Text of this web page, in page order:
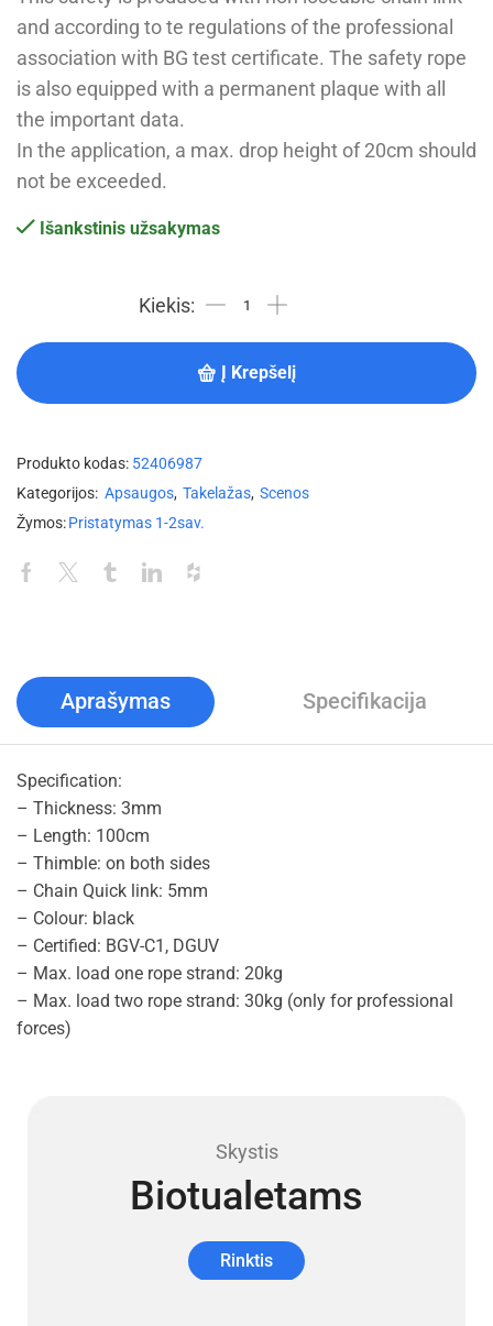
and according to te regulations of the professional
association with BG test certificate. The safety rope
is also equipped with a permanent plaque with all
the important data.
In the application, a max. drop height of 20cm should
not be exceeded.
Išankstinis užsakymas
Į Krepšelį
Produkto kodas: 52406987
Kategorijos: Apsaugos, Takelažas, Scenos
Žymos:Pristatymas 1-2sav.
Aprašymas Specifikacija
Specification:
– Thickness: 3mm
– Length: 100cm
– Thimble: on both sides
– Chain Quick link: 5mm
– Colour: black
– Certified: BGV-C1, DGUV
– Max. load one rope strand: 20kg
– Max. load two rope strand: 30kg (only for professional
forces)
Skystis
Biotualetams
Rinktis